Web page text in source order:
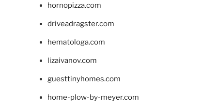
hornopizza.com
driveadragster.com
hematologa.com
lizaivanov.com
guesttinyhomes.com
home-plow-by-meyer.com